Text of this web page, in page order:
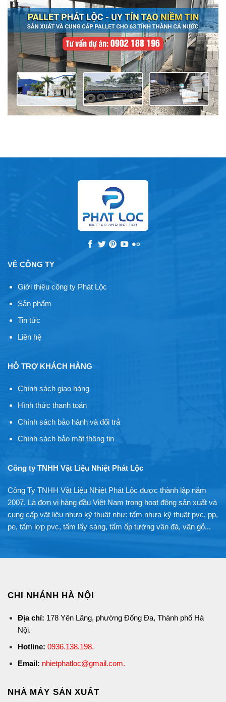
VỀ CÔNG TY
Giới thiệu công ty Phát Lộc
Sản phẩm
Tin tức
Liên hệ
HỖ TRỢ KHÁCH HÀNG
Chính sách giao hàng
Hình thức thanh toán
Chính sách bảo hành và đổi trả
Chính sách bảo mật thông tin
Công ty TNHH Vật Liệu Nhiệt Phát Lộc
Công Ty TNHH Vật Liệu Nhiệt Phát Lộc được thành lập năm
2007. Là đơn vị hàng đầu Việt Nam trong hoạt động sản xuất và
cung cấp vật liệu nhựa kỹ thuật như: tấm nhựa kỹ thuật pvc, pp,
pe, tấm lợp pvc, tấm lấy sáng, tấm ốp tường vân đá, vân gỗ...
CHI NHÁNH HÀ NỘI
Địa chỉ: 178 Yên Lãng, phường Đống Đa, Thành phố Hà
Nội.
Hotline: 0936.138.198.
Email: nhietphatloc@gmail.com.
NHÀ MÁY SẢN XUẤT